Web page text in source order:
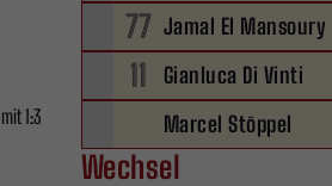
1:3
77 Jamal El Mansoury
11 Gianluca Di Vinti
Marcel Stöppel
Wechsel